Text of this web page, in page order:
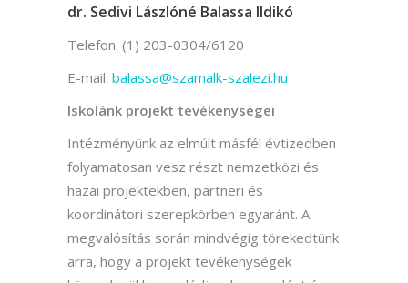
dr. Sedivi Lászlóné Balassa Ildikó
Telefon: (1) 203-0304/6120
E-mail: balassa@szamalk-szalezi.hu
Iskolánk projekt tevékenységei
Intézményünk az elmúlt másfél évtizedben
folyamatosan vesz részt nemzetközi és
hazai projektekben, partneri és
koordinátori szerepkörben egyaránt. A
megvalósítás során mindvégig törekedtünk
arra, hogy a projekt tevékenységek